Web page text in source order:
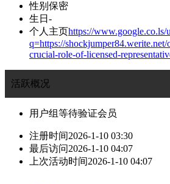
性别 保密
生日 -
个人主页https://www.google.co.ls/
q=https://shockjumper84.werite.net/
crucial-role-of-licensed-
活跃概况
用户组等待验证会员
注册时间2026-1-10 03:30
最后访问2026-1-10 04:07
上次活动时间2026-1-10 04:07